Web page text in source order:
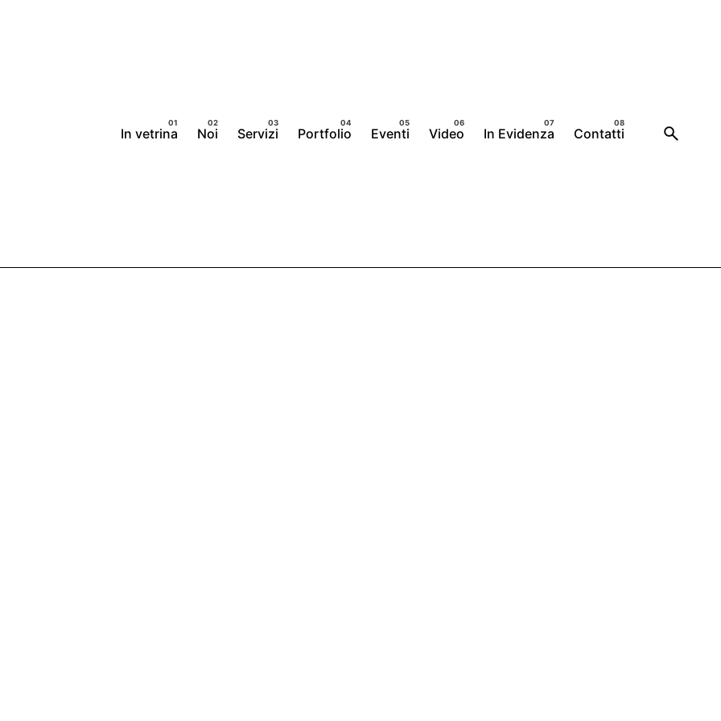
In vetrina Noi Servizi Portfolio Eventi Video In Evidenza Contatti